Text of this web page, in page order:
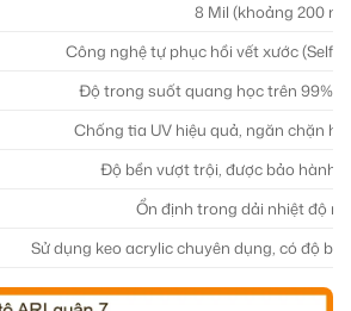
8 Mil (khoảng 200
Công nghệ tự phục hồi vết xước (Self-
Độ trong suốt quang học trên 99%,
Chống tia UV hiệu quả, ngăn chặn
Độ bền vượt trội, được bảo hành
Ổn định trong dải nhiệt độ
Sử dụng keo acrylic chuyên dụng, có độ